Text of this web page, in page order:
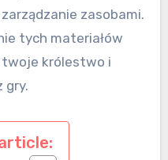
zasobami.
tych materiałów
twoje królestwo i
gry.